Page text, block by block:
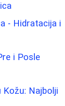
- Hidratacija i
i Posle
Najbolji